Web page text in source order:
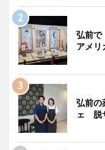
弘前
アメリ
弘前の
ェ 脱